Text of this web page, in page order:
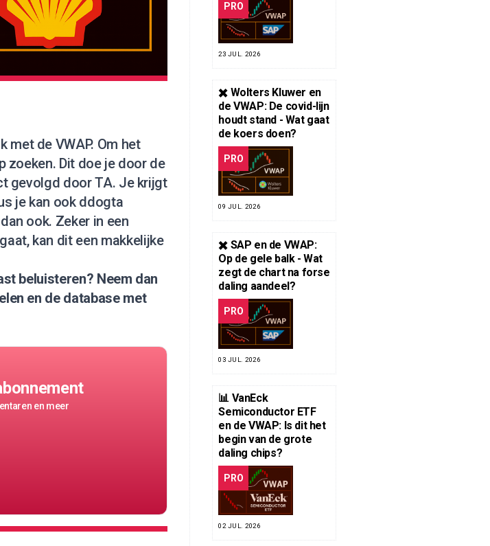
met de VWAP. Om het
zoeken. Dit doe je door de
gevolgd door TA. Je krijgt
je kan ook ddogta
ook. Zeker in een
kan dit een makkelijke
beluisteren? Neem dan
en de database met
en meer
PRO
23 JUL. 2026
✖️ Wolters Kluwer en
de VWAP: De covid-lijn
houdt stand - Wat gaat
de koers doen?
PRO
09 JUL. 2026
✖️ SAP en de VWAP:
Op de gele balk - Wat
zegt de chart na forse
daling aandeel?
PRO
03 JUL. 2026
📊 VanEck
Semiconductor ETF
en de VWAP: Is dit het
begin van de grote
daling chips?
PRO
02 JUL. 2026